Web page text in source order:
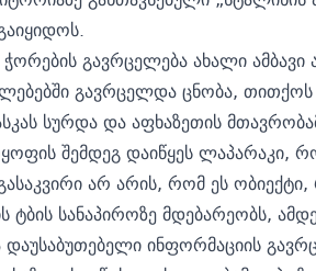
გავრცელება ახალი
გავრცელდა ცნობა, თითქოს
სურდა და აფხაზეთის
შემდეგ დაიწყეს ლაპარაკი,
არ არის, რომ ეს
სანაპიროზე მდებარეობს,
ინფორმაციის